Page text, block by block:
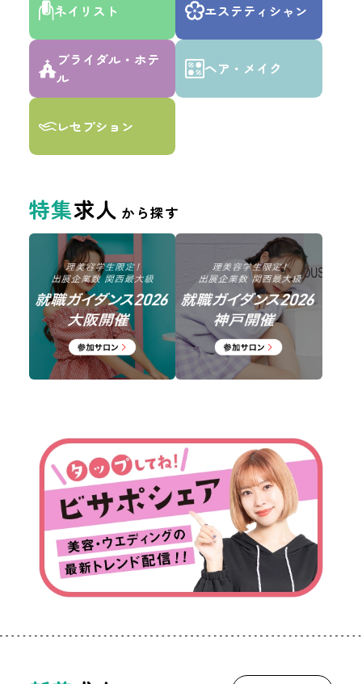
雇用形態
正社員
学生アルバイト
パート 業務委託
給与
月給30万円以上
月給28万円以上
月給25万円以上 月給23万円以上
月給20万円以上
サロン特長
月以内
月以内
ネイリスト エステティシャン
ブライダル・ホテ
ル
ヘア・メイク
レセプション
特集求人 から探す